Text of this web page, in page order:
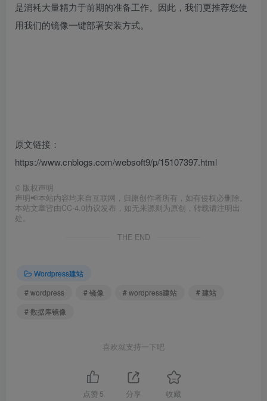
是消耗大量精力于前期的准备工作。因此，我们更推荐您使
用我们的镜像一键部署安装方式。
原文链接：
https://www.cnblogs.com/websoft9/p/15107397.html
© 版权声明
声明📢本站内容均来自互联网，归原创作者所有，如有侵权必删除。
本站文章皆由CC-4.0协议发布，如无来源则为原创，转载请注明出
处。
THE END
Wordpress建站
# wordpress
# 镜像 # wordpress建站
# 建站
# 数据库镜像
喜欢就支持一下吧
点赞 5 分享 收藏